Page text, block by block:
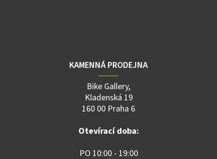
KAMENNÁ PRODEJNA
Bike Gallery,
Kladenská 19
160 00 Praha 6
Otevírací doba:
PO 10:00 - 19:00